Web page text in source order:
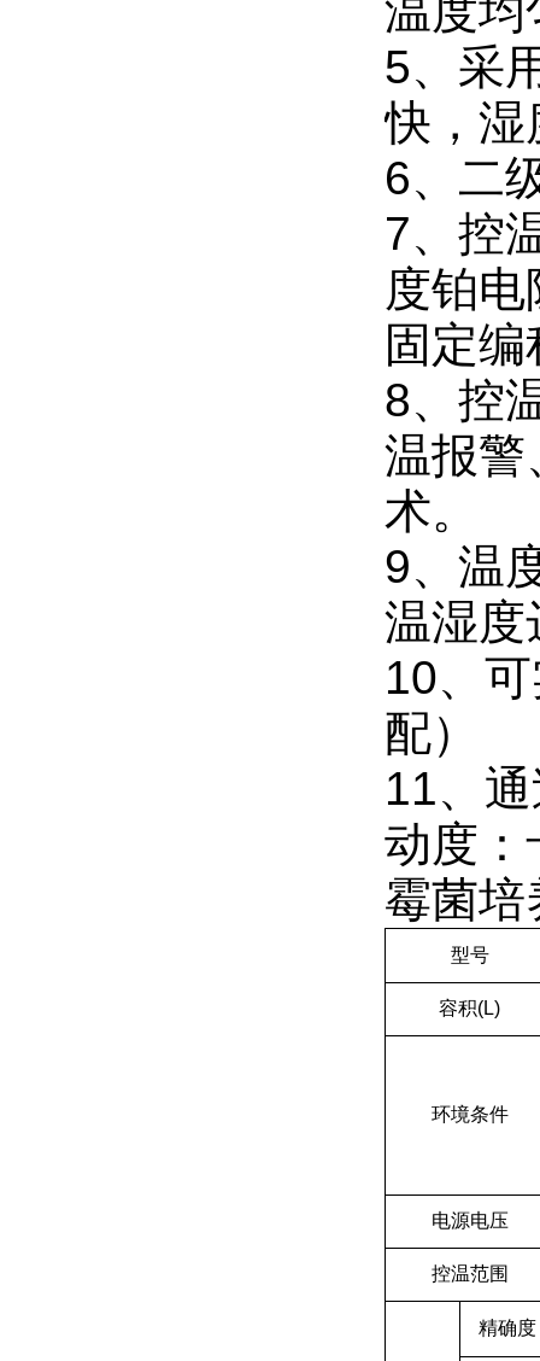
温度均
5、采
快，湿
6、二
7、控
度铂
固定
8、控
温报警
术。
9、温
温湿度
10、
配）
11、
动度：
霉菌
型号
容积(L)
环境条件
电源电压
控温范围
精确度